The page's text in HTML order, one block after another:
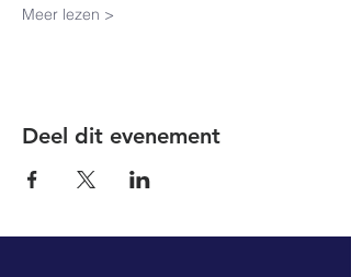
Meer lezen >
Deel dit evenement